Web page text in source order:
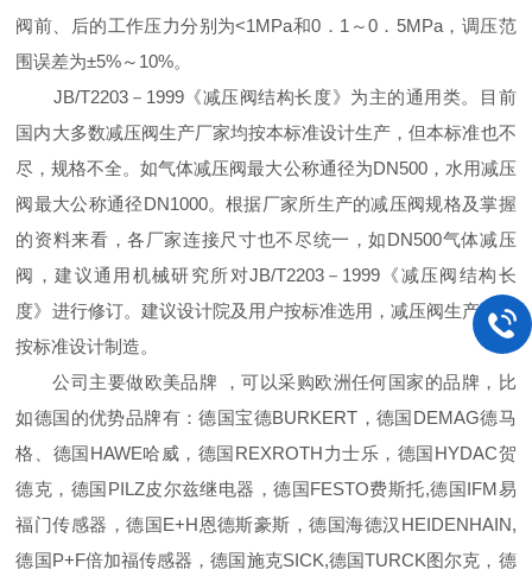
阀前、后的工作压力分别为<1MPa和0．1～0．5MPa，调压范
围误差为±5%～10%。
JB/T2203－1999《减压阀结构长度》为主的通用类。目前
国内大多数减压阀生产厂家均按本标准设计生产，但本标准也不
尽，规格不全。如气体减压阀最大公称通径为DN500，水用减压
阀最大公称通径DN1000。根据厂家所生产的减压阀规格及掌握
的资料来看，各厂家连接尺寸也不尽统一，如DN500气体减压
阀，建议通用机械研究所对JB/T2203－1999《减压阀结构长
度》进行修订。建议设计院及用户按标准选用，减压阀生产厂家
按标准设计制造。
公司主要做欧美品牌 ，可以采购欧洲任何国家的品牌，比
如德国的优势品牌有：德国宝德BURKERT，德国DEMAG德马
格、德国HAWE哈威，德国REXROTH力士乐，德国HYDAC贺
德克，德国PILZ皮尔兹继电器，德国FESTO费斯托,德国IFM易
福门传感器，德国E+H恩德斯豪斯，德国海德汉HEIDENHAIN,
德国P+F倍加福传感器，德国施克SICK,德国TURCK图尔克，德